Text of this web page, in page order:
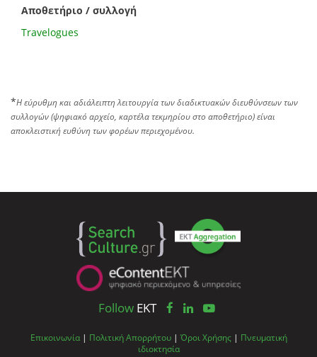
Αποθετήριο / συλλογή
Travelogues
*Η εύρυθμη και αδιάλειπτη λειτουργία των διαδικτυακών διευθύνσεων των
συλλογών (ψηφιακό αρχείο, καρτέλα τεκμηρίου στο αποθετήριο) είναι
αποκλειστική ευθύνη των φορέων περιεχομένου.
Follow EKT
Επικοινωνία | Πολιτική Απορρήτου | Όροι Χρήσης | Πνευματική
ιδιοκτησία